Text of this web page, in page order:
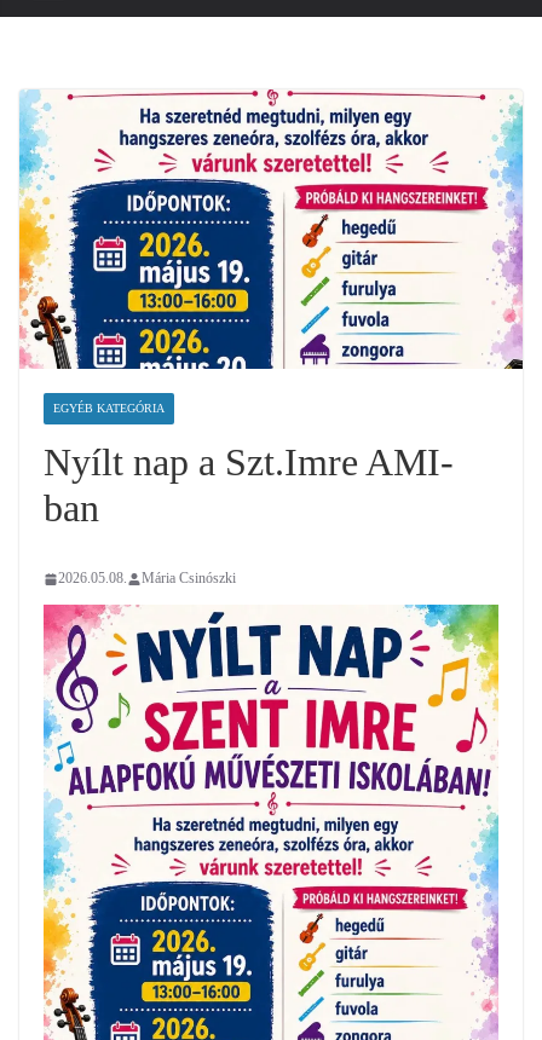
EGYÉB KATEGÓRIA
Nyílt nap a Szt.Imre AMI-
ban
2026.05.08. Mária Csinószki